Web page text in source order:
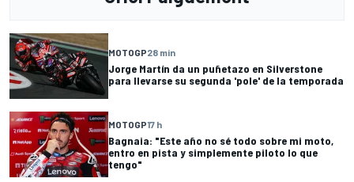
MOTOGP28 min
Jorge Martín da un puñetazo en Silverstone
para llevarse su segunda 'pole' de la temporada
MOTOGP17 h
Bagnaia: "Este año no sé todo sobre mi moto,
entro en pista y simplemente piloto lo que
tengo"